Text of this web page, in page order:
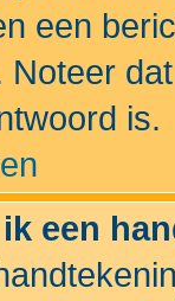
een
Noteer
is.
een